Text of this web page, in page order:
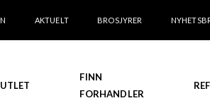
AKTUELT BROSJYRER
FINN
FORHANDLER